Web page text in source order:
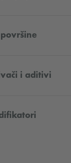
i aditivi